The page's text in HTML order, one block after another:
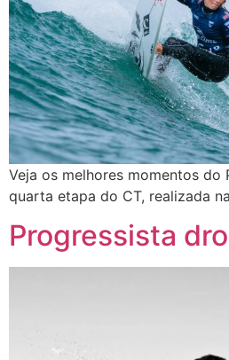
Veja os melhores momentos do
quarta etapa do CT, realizada
Progressista